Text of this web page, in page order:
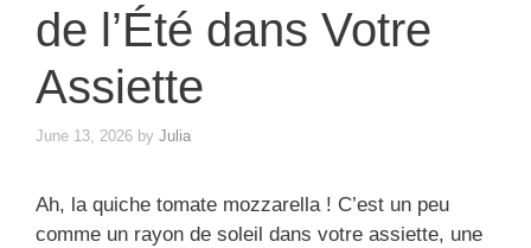
de l’Été dans Votre
Assiette
June 13, 2026 by Julia
Ah, la quiche tomate mozzarella ! C’est un peu
comme un rayon de soleil dans votre assiette, une